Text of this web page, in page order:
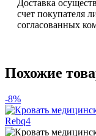
Доставка
счет покупателя
согласованных
Похожие
-8%